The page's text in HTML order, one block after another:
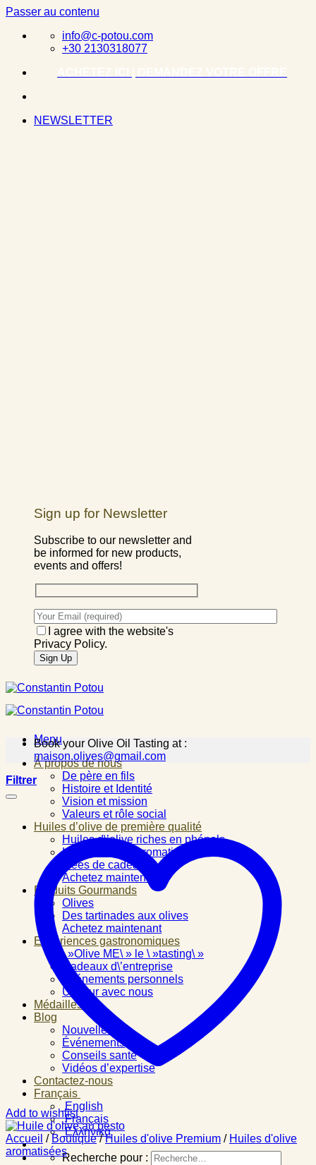
Passer au contenu
info@c-potou.com
+30 2130318077
NEWSLETTER
Sign up for Newsletter
Subscribe to our newsletter and
be informed for new products,
events and offers!
I agree with the website's
Privacy Policy.
Menu
À propos de nous
De père en fils
Histoire et Identité
Vision et mission
Valeurs et rôle social
Huiles d’olive de première qualité
Huiles d\’olive riches en phénols
Huiles d\’olive aromatisées
Idées de cadeau
Achetez maintenant
Produits Gourmands
Olives
Des tartinades aux olives
Achetez maintenant
Expériences gastronomiques
\ »Olive ME\ » le \ »tasting\ »
Cadeaux d\’entreprise
Événements personnels
Un jour avec nous
Médailles
Blog
Nouvelles
Événements
Conseils santé
Vidéos d’expertise
Contactez-nous
Français
English
Français
Ελληνικά
Recherche pour :
Book your Olive Oil Tasting at :
maison.olives@gmail.com
Filtrer
Add to wishlist
Accueil / Boutique / Huiles d'olive Premium / Huiles d'olive
aromatisées